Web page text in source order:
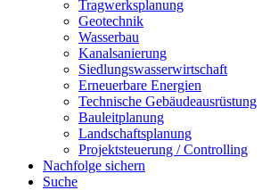
Tragwerksplanung
Geotechnik
Wasserbau
Kanalsanierung
Siedlungswasserwirtschaft
Erneuerbare Energien
Technische Gebäudeausrüstung
Bauleitplanung
Landschaftsplanung
Projektsteuerung / Controlling
Nachfolge sichern
Suche